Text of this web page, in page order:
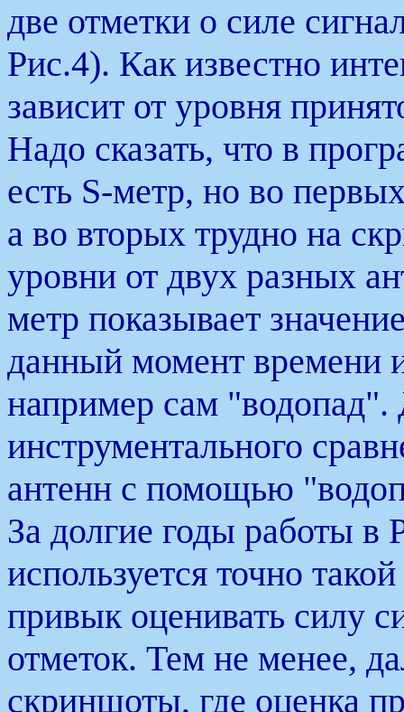
две отметки о силе
Рис.4). Как известно
зависит от уровня
Надо сказать, что в
есть S-метр, но во
а во вторых трудно на
уровни от двух разных
метр показывает
данный момент времени
например сам "водопад".
инструментального
антенн с помощью
За долгие годы работы в
используется точно
привык оценивать силу
отметок. Тем не менее,
скриншоты, где оценка